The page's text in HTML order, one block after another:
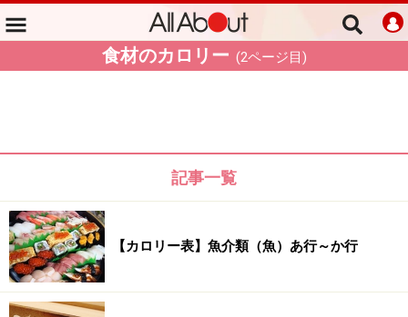
食材のカロリー (2ページ目)
記事一覧
【カロリー表】魚介類（魚）あ行～か行